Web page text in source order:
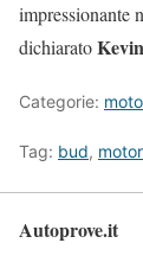
impressionante
dichiarato
Categorie:
Tag: bud,
Autoprove.it